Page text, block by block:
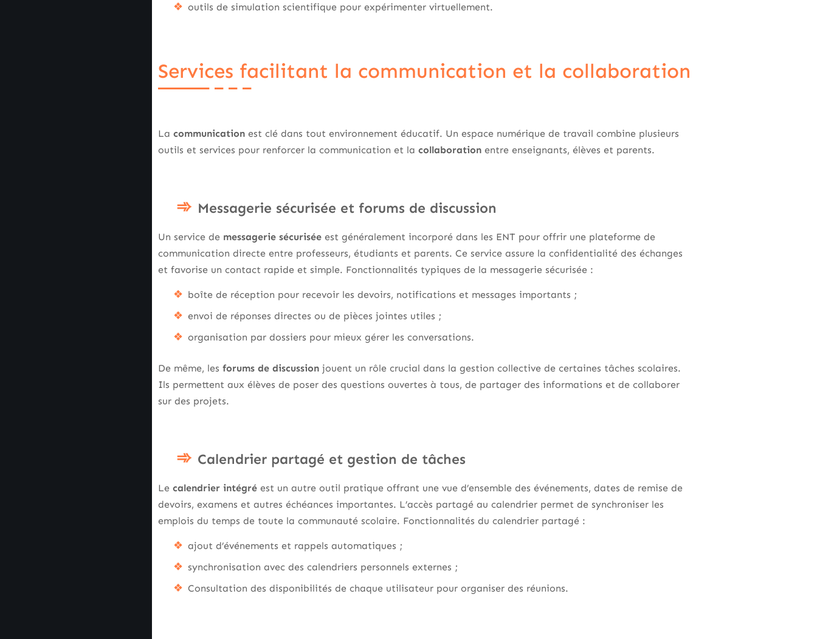
outils de simulation scientifique pour expérimenter virtuellement.
Services facilitant la communication et la collaboration
La communication est clé dans tout environnement éducatif. Un espace numérique de travail combine plusieurs
outils et services pour renforcer la communication et la collaboration entre enseignants, élèves et parents.
Messagerie sécurisée et forums de discussion
Un service de messagerie sécurisée est généralement incorporé dans les ENT pour offrir une plateforme de
communication directe entre professeurs, étudiants et parents. Ce service assure la confidentialité des échanges
et favorise un contact rapide et simple. Fonctionnalités typiques de la messagerie sécurisée :
boîte de réception pour recevoir les devoirs, notifications et messages importants ;
envoi de réponses directes ou de pièces jointes utiles ;
organisation par dossiers pour mieux gérer les conversations.
De même, les forums de discussion jouent un rôle crucial dans la gestion collective de certaines tâches scolaires.
Ils permettent aux élèves de poser des questions ouvertes à tous, de partager des informations et de collaborer
sur des projets.
Calendrier partagé et gestion de tâches
Le calendrier intégré est un autre outil pratique offrant une vue d’ensemble des événements, dates de remise de
devoirs, examens et autres échéances importantes. L’accès partagé au calendrier permet de synchroniser les
emplois du temps de toute la communauté scolaire. Fonctionnalités du calendrier partagé :
ajout d’événements et rappels automatiques ;
synchronisation avec des calendriers personnels externes ;
Consultation des disponibilités de chaque utilisateur pour organiser des réunions.